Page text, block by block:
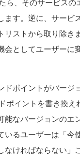
ます。逆に、サービ
リストから取り除き
としてユーザーに
ポイントがバージ
ポイントを書き換
能なバージョンのエ
いるユーザーは「今
ければならない」